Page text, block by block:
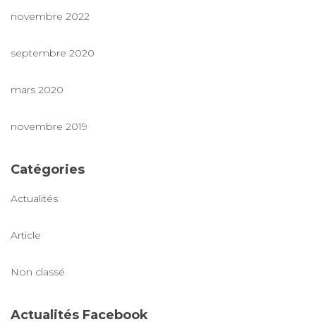
novembre 2022
septembre 2020
mars 2020
novembre 2019
Catégories
Actualités
Article
Non classé
Actualités Facebook